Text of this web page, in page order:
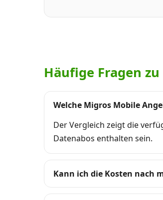
Häufige Fragen
Welche Migros Mobile
Der Vergleich zeigt die
Datenabos enthalten sein.
Kann ich die Kosten nach